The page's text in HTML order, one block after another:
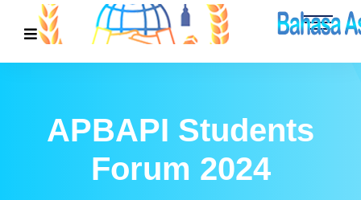
APBAPI Students
Forum 2024